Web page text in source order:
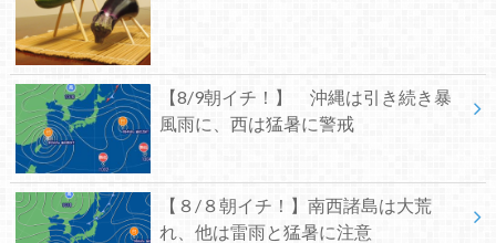
【8/9朝イチ！】 沖縄は引き続き暴
風雨に、西は猛暑に警戒
【８/８朝イチ！】南西諸島は大荒
れ、他は雷雨と猛暑に注意